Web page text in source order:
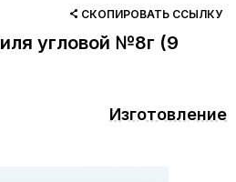
СКОПИРОВАТЬ ССЫЛКУ
угловой №8г (9
Изготовление